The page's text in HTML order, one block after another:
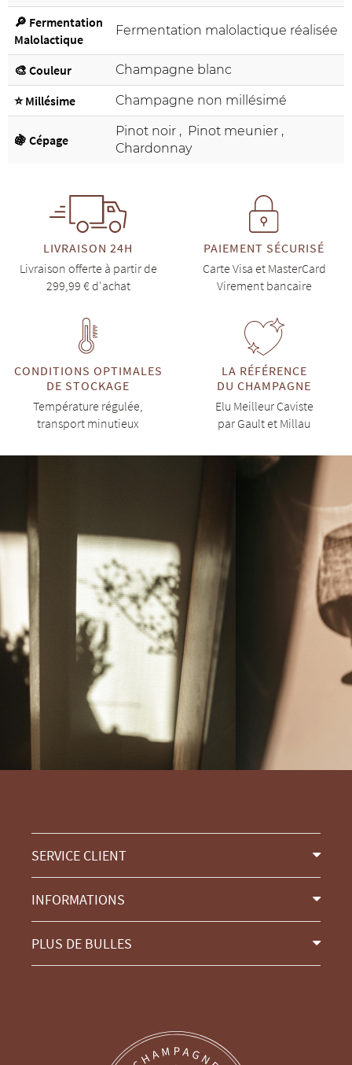
🔎 Fermentation
Malolactique
Fermentation malolactique réalisée
🎨 Couleur Champagne blanc
⭐ Millésime Champagne non millésimé
🍇 Cépage
Pinot noir , Pinot meunier ,
Chardonnay
LIVRAISON 24H
Livraison offerte à partir de
299,99 € d'achat
PAIEMENT SÉCURISÉ
Carte Visa et MasterCard
Virement bancaire
CONDITIONS OPTIMALES
DE STOCKAGE
Température régulée,
transport minutieux
LA RÉFÉRENCE
DU CHAMPAGNE
Elu Meilleur Caviste
par Gault et Millau
SERVICE CLIENT
INFORMATIONS
PLUS DE BULLES